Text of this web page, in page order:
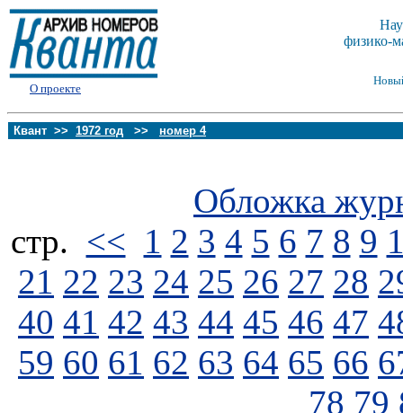
О проекте
физико-
Квант >> 1972 год >> номер 4
Обложка
стp. << 1 2 3 4 5 6 7 8 9
21 22 23 24 25 26 27 28
40 41 42 43 44 45 46 47
59 60 61 62 63 64 65 66
78 79